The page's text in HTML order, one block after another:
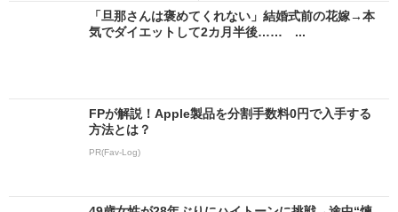
「旦那さんは褒めてくれない」結婚式前の花嫁→本
気でダイエットして2カ月半後…… ...
FPが解説！Apple製品を分割手数料0円で入手する
方法とは？
PR(Fav-Log)